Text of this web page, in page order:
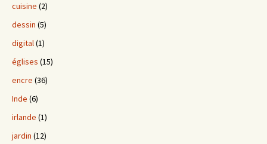
cuisine (2)
dessin (5)
digital(1)
églises (15)
encre (36)
Inde (6)
irlande (1)
jardin (12)